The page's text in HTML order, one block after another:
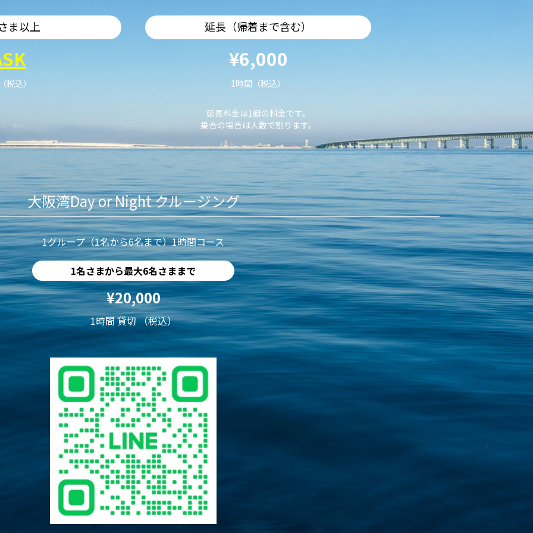
ま以上
税込）
延長（帰着まで含む）
¥6,000
1時間（税込）
延長料金は1艇の料金です。
乗合の場合は人数で割ります。
大阪湾Day or Night クルージング
1グループ（1名から6名まで）1時間コース
1名さまから最大6名さままで
¥20,000
1時間 貸切 （税込）